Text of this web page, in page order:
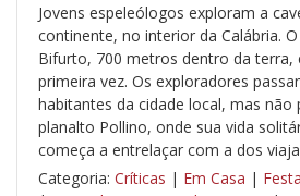
Jovens espeleólogos exploram a
continente, no interior da Calábria.
Bifurto, 700 metros dentro da terra,
primeira vez. Os exploradores
habitantes da cidade local, mas não
planalto Pollino, onde sua vida
começa a entrelaçar com a dos
Categoria: Críticas | Em Casa |